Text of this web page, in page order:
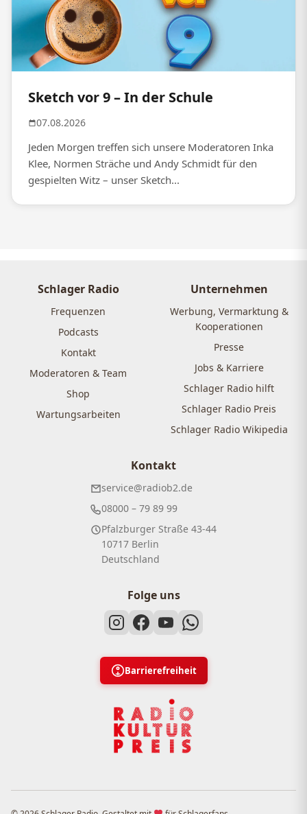
Sketch vor 9 – In der Schule
07.08.2026
Jeden Morgen treffen sich unsere Moderatoren Inka
Klee, Normen Sträche und Andy Schmidt für den
gespielten Witz – unser Sketch...
Schlager Radio
Frequenzen
Podcasts
Kontakt
Moderatoren & Team
Shop
Wartungsarbeiten
Unternehmen
Werbung, Vermarktung &
Kooperationen
Presse
Jobs & Karriere
Schlager Radio hilft
Schlager Radio Preis
Schlager Radio Wikipedia
Kontakt
service@radiob2.de
08000 – 79 89 99
Pfalzburger Straße 43-44
10717 Berlin
Deutschland
Folge uns
Barrierefreiheit